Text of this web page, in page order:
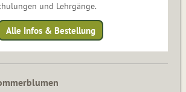
und Lehrgänge.
Alle Infos & Bestellung